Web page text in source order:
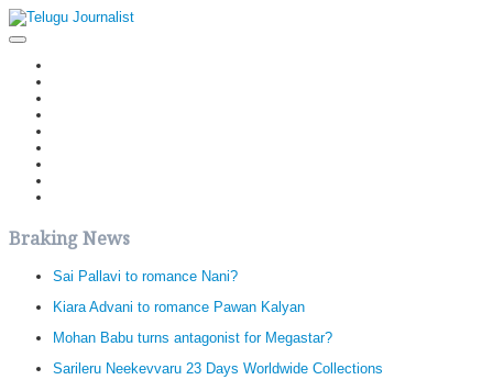
Braking News
Sai Pallavi to romance Nani?
Kiara Advani to romance Pawan Kalyan
Mohan Babu turns antagonist for Megastar?
Sarileru Neekevvaru 23 Days Worldwide Collections